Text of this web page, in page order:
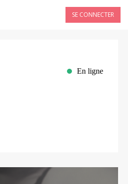
SE CONNECTER
En ligne